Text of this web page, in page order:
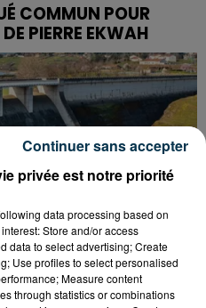
COMMUN POUR
PIERRE EKWAH
privée est notre priorité
data processing based on
Store and/or access
data to select advertising; Create
Use profiles to select personalised
Measure content
through statistics or combinations
Continuer sans accepter